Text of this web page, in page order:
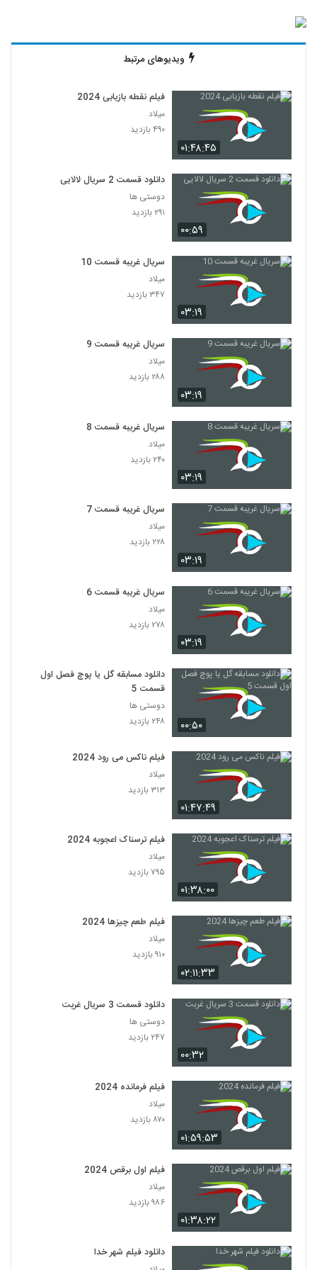
ویدیوهای مرتبط
۰۱:۴۸:۴۵
فیلم نقطه بازیابی 2024
میلاد
۴۹۰ بازدید
۰۰:۵۹
دانلود قسمت 2 سریال لالایی
دوستی ها
۲۹۱ بازدید
۰۳:۱۹
سریال غریبه قسمت 10
میلاد
۳۴۷ بازدید
۰۳:۱۹
سریال غریبه قسمت 9
میلاد
۲۸۸ بازدید
۰۳:۱۹
سریال غریبه قسمت 8
میلاد
۲۴۰ بازدید
۰۳:۱۹
سریال غریبه قسمت 7
میلاد
۲۲۸ بازدید
۰۳:۱۹
سریال غریبه قسمت 6
میلاد
۲۷۸ بازدید
۰۰:۵۰
دانلود مسابقه گل یا پوچ فصل اول
قسمت 5
دوستی ها
۲۴۸ بازدید
۰۱:۴۷:۴۹
فیلم ناکس می رود 2024
میلاد
۳۱۳ بازدید
۰۱:۳۸:۰۰
فیلم ترسناک اعجوبه 2024
میلاد
۷۹۵ بازدید
۰۲:۱۱:۳۳
فیلم طعم چیزها 2024
میلاد
۹۱۰ بازدید
۰۰:۳۲
دانلود قسمت 3 سریال غربت
دوستی ها
۲۴۷ بازدید
۰۱:۵۹:۵۳
فیلم فرمانده 2024
میلاد
۸۷۰ بازدید
۰۱:۳۸:۲۲
فیلم اول برقص 2024
میلاد
۹۸۶ بازدید
دانلود فیلم شهر خدا